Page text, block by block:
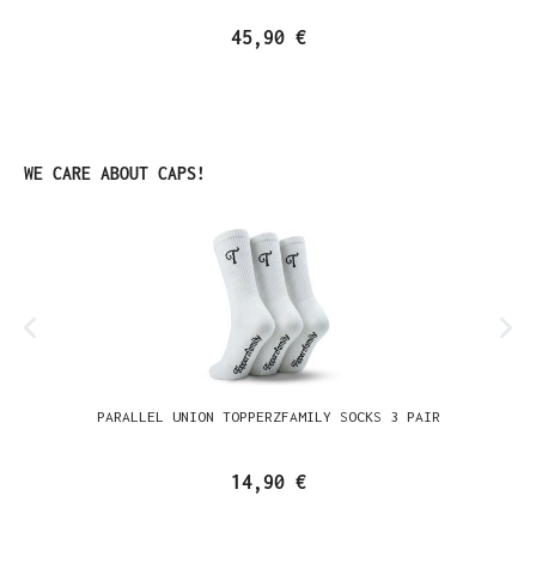
45,90 €
Produktgalerie überspringen
WE CARE ABOUT CAPS!
PARALLEL UNION TOPPERZFAMILY SOCKS 3 PAIR
14,90 €